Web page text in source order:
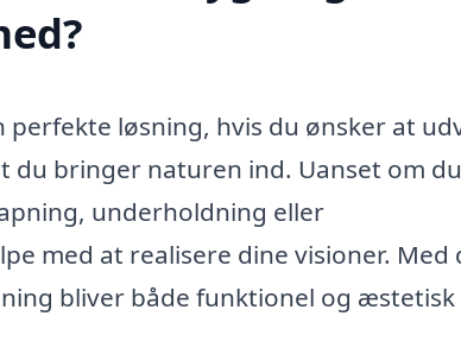
løsning, hvis du ønsker at
du bringer naturen ind. Uanset om du
underholdning eller
med at realisere dine visioner. Med
bliver både funktionel og æstetisk